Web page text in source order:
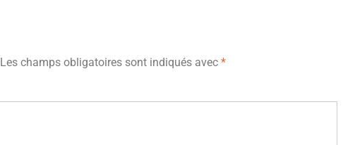
Les champs obligatoires sont indiqués avec *